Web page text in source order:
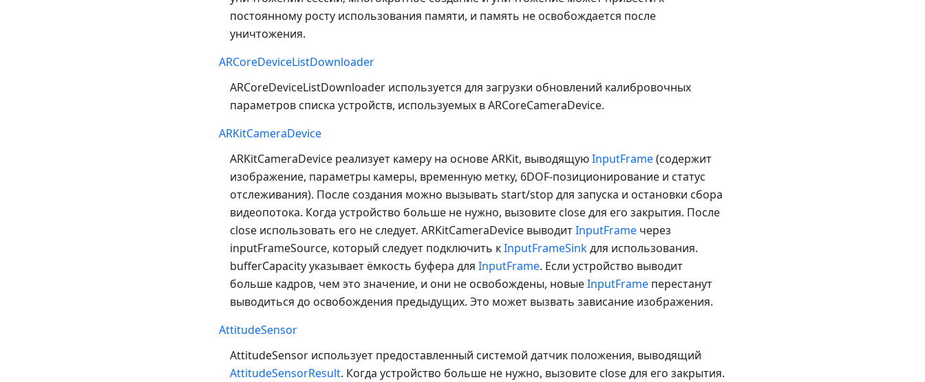
постоянному росту использования памяти, и память не освобождается после
уничтожения.
ARCoreDeviceListDownloader
ARCoreDeviceListDownloader используется для загрузки обновлений калибровочных
параметров списка устройств, используемых в ARCoreCameraDevice.
ARKitCameraDevice
ARKitCameraDevice реализует камеру на основе ARKit, выводящуюInputFrame(содержит
изображение, параметры камеры, временную метку, 6DOF-позиционирование и статус
отслеживания). После создания можно вызывать start/stop для запуска и остановки сбора
видеопотока. Когда устройство больше не нужно, вызовите close для его закрытия. После
close использовать его не следует. ARKitCameraDevice выводитInputFrameчерез
inputFrameSource, который следует подключить кInputFrameSinkдля использования.
bufferCapacity указывает ёмкость буфера для InputFrame. Если устройство выводит
больше кадров, чем это значение, и они не освобождены, новыеInputFrameперестанут
выводиться до освобождения предыдущих. Это может вызвать зависание изображения.
AttitudeSensor
AttitudeSensor использует предоставленный системой датчик положения, выводящий
AttitudeSensorResult. Когда устройство больше не нужно, вызовите close для его закрытия.